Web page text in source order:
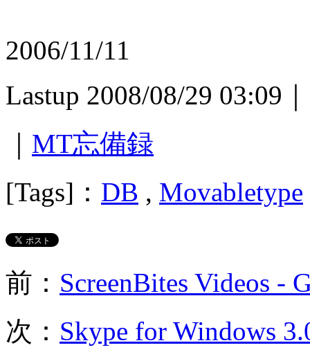
2006/11/11
Lastup 2008/08/29 03:09
MT忘備録
[Tags]： DB , Movabletype
前： ScreenBites Videos -
次： Skype for Windows